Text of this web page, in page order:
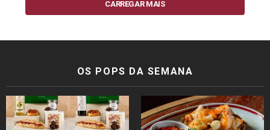
CARREGAR MAIS
OS POPS DA SEMANA